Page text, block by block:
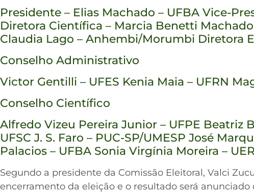
Presidente – Elias Machado – UFBA Vice-
Diretora Científica – Marcia Benetti
Claudia Lago – Anhembi/Morumbi Diretora
Conselho Administrativo
Victor Gentilli – UFES Kenia Maia – UFRN
Conselho Científico
Alfredo Vizeu Pereira Junior – UFPE Beatriz
UFSC J. S. Faro – PUC-SP/UMESP José
Palacios – UFBA Sonia Virgínia Moreira –
Segundo a presidente da Comissão Eleitoral, Valci
encerramento da eleição e o resultado será